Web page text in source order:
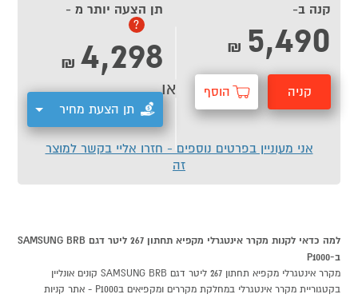
קנה ב-
5,490
₪
קניה הוסף
תן הצעה יותר מ -
?
4,298
₪
תן הצעת מחיר
או
אני מעוניין בפרטים נוספים - חזרו אליי בקשר למוצר
זה
למה כדאי לקנות מקרר אינטגרלי מקפיא תחתון 267 ליטר דגם SAMSUNG BRB
ב-P1000
מקרר אינטגרלי מקפיא תחתון 267 ליטר דגם SAMSUNG BRB קונים אונליין
בקטגוריית מקרר אינטגרלי במחלקת מקררים ומקפיאים בP1000 - אתר קניות